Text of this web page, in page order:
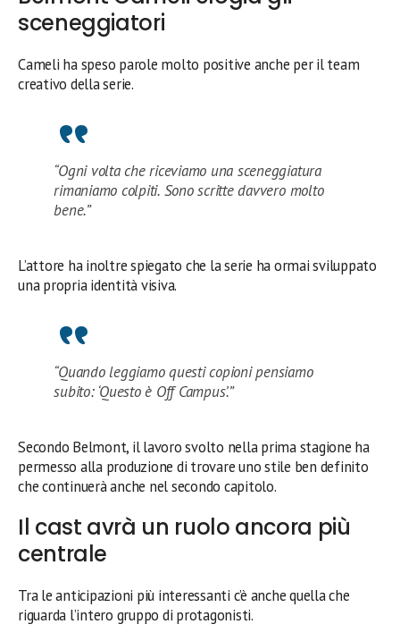
sceneggiatori
Cameli ha speso parole molto positive anche per il team
creativo della serie.
“Ogni volta che riceviamo una sceneggiatura
rimaniamo colpiti. Sono scritte davvero molto
bene.”
L’attore ha inoltre spiegato che la serie ha ormai sviluppato
una propria identità visiva.
“Quando leggiamo questi copioni pensiamo
subito: ‘Questo è Off Campus’.”
Secondo Belmont, il lavoro svolto nella prima stagione ha
permesso alla produzione di trovare uno stile ben definito
che continuerà anche nel secondo capitolo.
Il cast avrà un ruolo ancora più
centrale
Tra le anticipazioni più interessanti c’è anche quella che
riguarda l’intero gruppo di protagonisti.